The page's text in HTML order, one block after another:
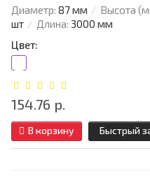
Диаметр: 87 мм Высота
шт
Длина: 3000 мм
Цвет:
154.76 р.
В корзину Быстрый